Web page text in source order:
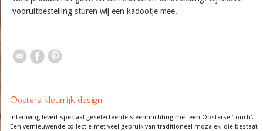
vooruitbestelling sturen wij een kadootje mee.
Oosters kleurrijk design
Interliving levert speciaal geselecteerde sfeerinrichting met een Oosterse 'touch'.
Een vernieuwende collectie met veel gebruik van traditioneel mozaiek, die bestaat